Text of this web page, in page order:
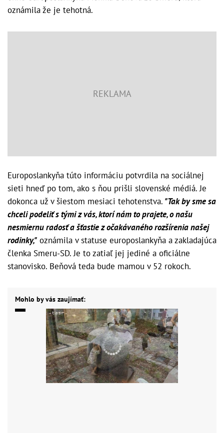
oznámila že je tehotná.
Europoslankyňa túto informáciu potvrdila na sociálnej
sieti hneď po tom, ako s ňou prišli slovenské médiá. Je
dokonca už v šiestom mesiaci tehotenstva. "Tak by sme sa
chceli podeliť s tými z vás, ktorí nám to prajete, o našu
nesmiernu radosť a šťastie z očakávaného rozšírenia našej
rodinky," oznámila v statuse europoslankyňa a zakladajúca
členka Smeru-SD. Je to zatiaľ jej jediné a oficiálne
stanovisko. Beňová teda bude mamou v 52 rokoch.
Mohlo by vás zaujímať: